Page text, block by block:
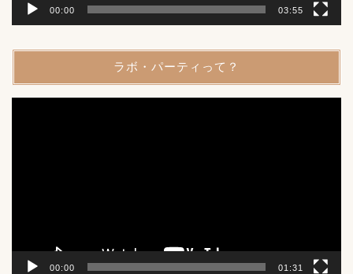
00:00 03:55
ラボ・パーティって？
00:00 01:31